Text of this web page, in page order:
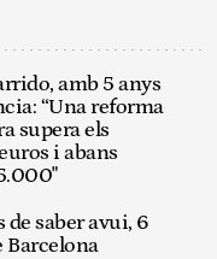
amb 5 anys
“Una reforma
supera els
i abans
de saber avui, 6
Barcelona